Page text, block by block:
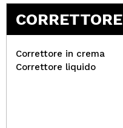
CORRETTORE
Correttore in crema
Correttore liquido